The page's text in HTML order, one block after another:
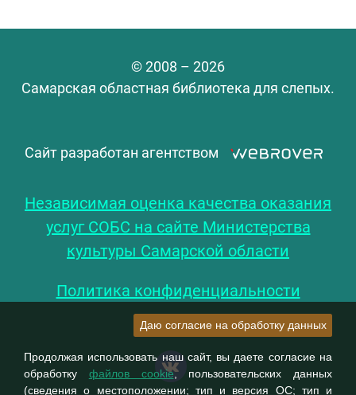
© 2008 – 2026
Самарская областная библиотека для слепых.
Сайт разработан агентством
Независимая оценка качества оказания
услуг СОБС на сайте Министерства
культуры Самарской области
Политика конфиденциальности
Даю согласие на обработку данных
Продолжая использовать наш сайт, вы даете согласие на
обработку файлов cookie, пользовательских данных
(сведения о местоположении; тип и версия ОС; тип и